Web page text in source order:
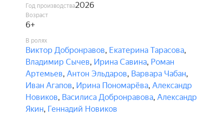
Год производства2026
Возраст
6+
В ролях
Виктор Добронравов, Екатерина Тарасова,
Владимир Сычев, Ирина Савина, Роман
Артемьев, Антон Эльдаров, Варвара Чабан,
Иван Агапов, Ирина Пономарёва, Александр
Новиков, Василиса Добронравова, Александр
Якин, Геннадий Новиков